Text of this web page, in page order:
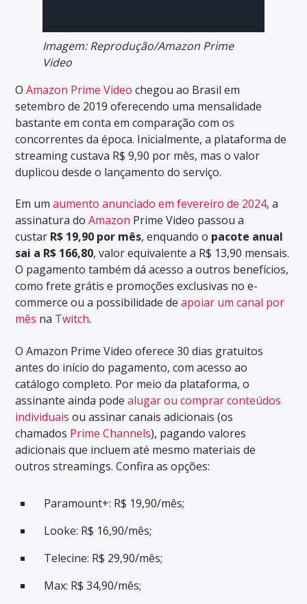
Imagem: Reprodução/Amazon Prime
Video
OAmazon Prime Video chegou ao Brasil em
setembro de 2019 oferecendo uma mensalidade
bastante em conta em comparação com os
concorrentes da época. Inicialmente, a plataforma de
streaming custava R$ 9,90 por mês, mas o valor
duplicou desde o lançamento do serviço.
Em umaumento anunciado em fevereiro de 2024, a
assinatura doAmazon Prime Video passou a
custar R$ 19,90 por mês, enquando o pacote anual
sai a R$ 166,80, valor equivalente a R$ 13,90 mensais.
O pagamento também dá acesso a outros benefícios,
como frete grátis e promoções exclusivas no e-
commerce ou a possibilidade deapoiar um canal por
mês na Twitch.
O Amazon Prime Video oferece 30 dias gratuitos
antes do início do pagamento, com acesso ao
catálogo completo. Por meio da plataforma, o
assinante ainda podealugar ou comprar conteúdos
individuais ou assinar canais adicionais (os
chamados Prime Channels), pagando valores
adicionais que incluem até mesmo materiais de
outros streamings. Confira as opções:
Paramount+: R$ 19,90/mês;
Looke: R$ 16,90/mês;
Telecine: R$ 29,90/mês;
Max: R$ 34,90/mês;